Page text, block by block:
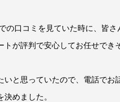
の口コミを見ていた時に、皆
トが評判で安心してお任せでき
いと思っていたので、電話で
めました。